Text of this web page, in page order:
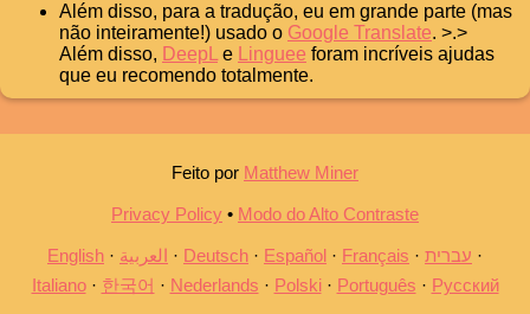
Além disso, para a tradução, eu em grande parte (mas
não inteiramente!) usado o Google Translate. >.>
Além disso, DeepL e Linguee foram incríveis ajudas
que eu recomendo totalmente.
Feito por Matthew Miner
Privacy Policy • Modo do Alto Contraste
English العربية Deutsch Español Français
עברית
Italiano
한국어 Nederlands Polski Português Русский